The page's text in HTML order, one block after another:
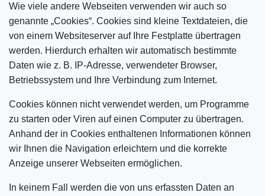
Wie viele andere Webseiten verwenden wir auch so
genannte „Cookies“. Cookies sind kleine Textdateien, die
von einem Websiteserver auf Ihre Festplatte übertragen
werden. Hierdurch erhalten wir automatisch bestimmte
Daten wie z. B. IP-Adresse, verwendeter Browser,
Betriebssystem und Ihre Verbindung zum Internet.
Cookies können nicht verwendet werden, um Programme
zu starten oder Viren auf einen Computer zu übertragen.
Anhand der in Cookies enthaltenen Informationen können
wir Ihnen die Navigation erleichtern und die korrekte
Anzeige unserer Webseiten ermöglichen.
In keinem Fall werden die von uns erfassten Daten an